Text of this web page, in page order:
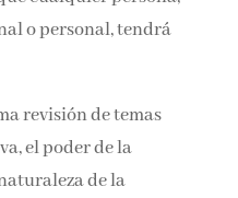
persona,
o personal, tendrá
revisión de temas
el poder de la